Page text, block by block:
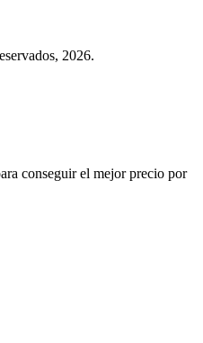
2026.
conseguir el mejor precio por